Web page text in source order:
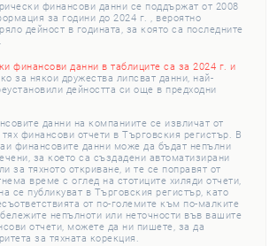
финансови данни се поддържат от 2008
за години до 2024 г. , вероятно
дейност в годината, за която са последните
финансови данни в таблиците са за 2024 г. и
за някои дружества липсват данни, най-
дейността си още в предходни
данни на компаниите се извличат от
тях финансови отчети в Търговския регистър. В
финансовите данни може да бъдат непълни
за което са създадени автоматизирани
за тяхното откриване, и те се поправят от
време с оглед на стотиците хиляди отчети,
се публикуват в Търговския регистър, като
от по-големите към по-малките
непълноти или неточности във вашите
отчети, можете да ни пишете, за да
за тяхната корекция.